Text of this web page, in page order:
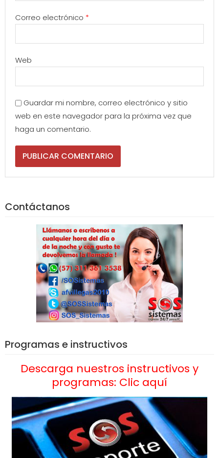
Correo electrónico *
Web
Guardar mi nombre, correo electrónico y sitio
web en este navegador para la próxima vez que
haga un comentario.
Contáctanos
Programas e instructivos
Descarga nuestros instructivos y
programas: Clic aquí